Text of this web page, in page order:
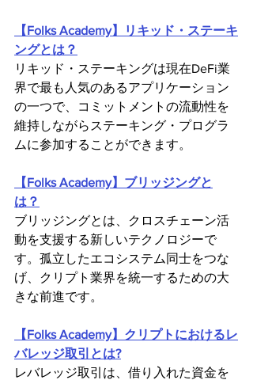
【Folks Academy】リキッド・ステーキ
ングとは？
リキッド・ステーキングは現在DeFi業
界で最も人気のあるアプリケーション
の一つで、コミットメントの流動性を
維持しながらステーキング・プログラ
ムに参加することができます。
【Folks Academy】ブリッジングと
は？
ブリッジングとは、クロスチェーン活
動を支援する新しいテクノロジーで
す。孤立したエコシステム同士をつな
げ、クリプト業界を統一するための大
きな前進です。
【Folks Academy】クリプトにおけるレ
バレッジ取引とは?
レバレッジ取引は、借り入れた資金を